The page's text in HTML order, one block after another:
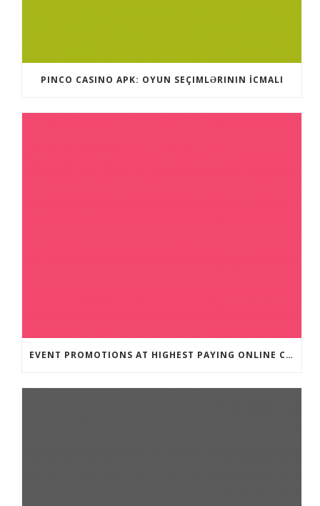
PINCO CASINO APK: OYUN SEÇIMLƏRININ İCMALI
EVENT PROMOTIONS AT HIGHEST PAYING ONLINE CASINOS WITH BEST RTP